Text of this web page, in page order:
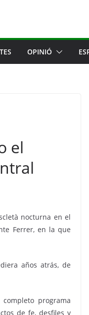
OPINIÓ
el
nocturna en el
Ferrer, en la que
años atrás, de
programa
de fe, desfiles y